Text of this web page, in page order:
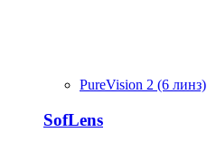
PureVision 2 (6 линз)
SofLens